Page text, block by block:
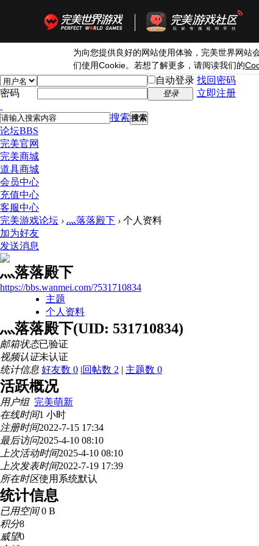
为向您提供良好的网站使用体验，完美世界网站
们使用Cookie。若想了解更多，请阅读我们的
自动登录 找回密码
密码
登录 立即注册
搜索 搜索
论坛BBS
完美官网
完美商城
道具商城
会员中心
充值中心
客服中心
完美游戏论坛 › 灬落落殿下 › 个人资料
加为好友
发送消息
灬落落殿下
https://bbs.wanmei.com/?531710834
主题
个人资料
灬落落殿下(UID: 531710834)
邮箱状态已验证
视频认证未认证
统计信息 好友数 0 |回帖数 2 | 主题数 0
活跃概况
用户组 完美萌新
在线时间1 小时
注册时间2022-7-15 17:34
最后访问2025-4-10 08:10
上次活动时间2025-4-10 08:10
上次发表时间2022-7-19 17:39
所在时区使用系统默认
统计信息
已用空间0 B
积分8
威望0